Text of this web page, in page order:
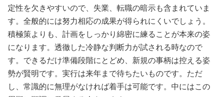
定性を欠きやすいので、失業、転職の暗示も含まれていま
す。全般的には努力相応の成果が得られにくいでしょう。
積極策よりも、計画をしっかり綿密に練ることが本来の姿
になります。透徹した冷静な判断力が試される時なので
す。できるだけ準備段階にとどめ、新規の事柄は控える姿
勢が賢明です。実行は来年まで待ちたいものです。ただ
し、常識的に無理がなければ着手は可能です。中にはこの